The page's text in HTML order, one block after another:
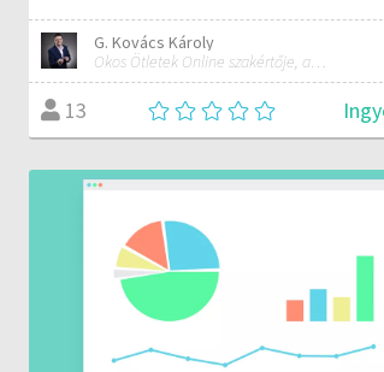
G. Kovács Károly
Okos Ötletek Online szakértője, alapítója
13